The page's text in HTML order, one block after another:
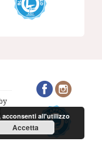
acconsenti all'utilizzo
Accetta